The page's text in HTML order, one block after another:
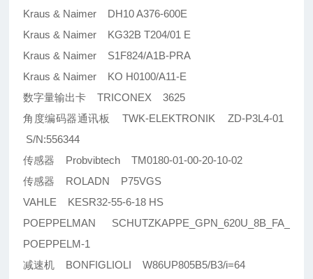
Kraus & Naimer DH10 A376-600E
Kraus & Naimer KG32B T204/01 E
Kraus & Naimer S1F824/A1B-PRA
Kraus & Naimer KO H0100/A11-E
数字量输出卡 TRICONEX 3625
角度编码器通讯板 TWK-ELEKTRONIK ZD-P3L4-01
S/N:556344
传感器 Probvibtech TM0180-01-00-20-10-02
传感器 ROLADN P75VGS
VAHLE KESR32-55-6-18 HS
POEPPELMAN SCHUTZKAPPE_GPN_620U_8B_FA_
POEPPELM-1
减速机 BONFIGLIOLI W86UP805B5/B3/i=64